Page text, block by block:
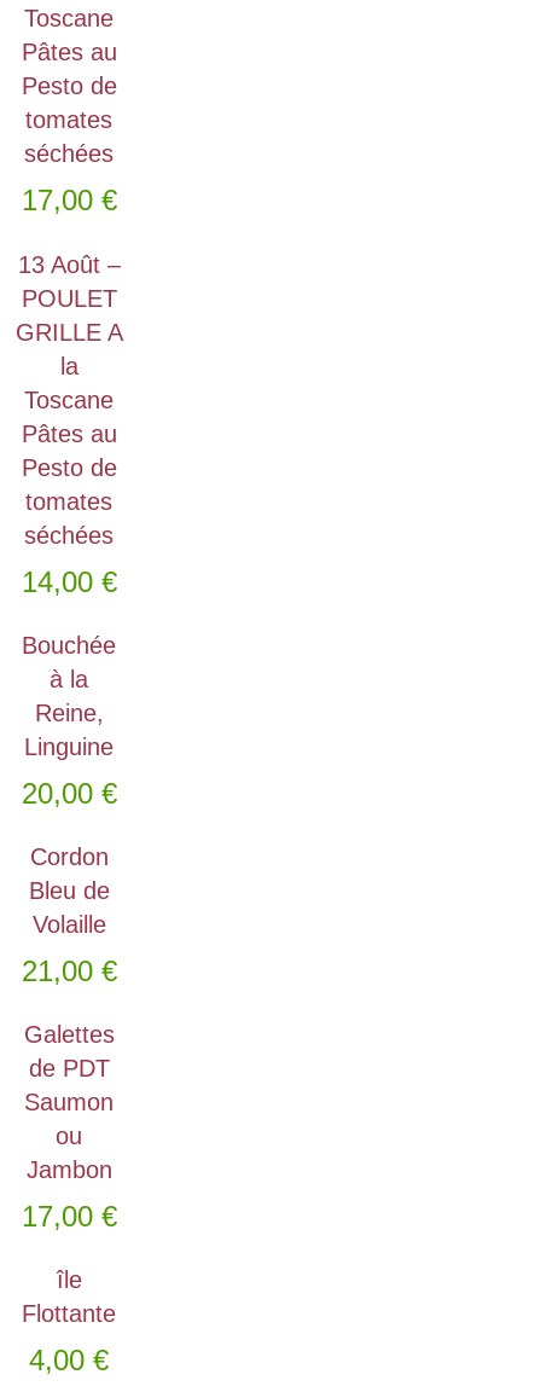
Toscane
Pâtes au
Pesto de
tomates
séchées
17,00 €
13 Août –
POULET
GRILLE A
la
Toscane
Pâtes au
Pesto de
tomates
séchées
14,00 €
Bouchée
à la
Reine,
Linguine
20,00 €
Cordon
Bleu de
Volaille
21,00 €
Galettes
de PDT
Saumon
ou
Jambon
17,00 €
île
Flottante
4,00€